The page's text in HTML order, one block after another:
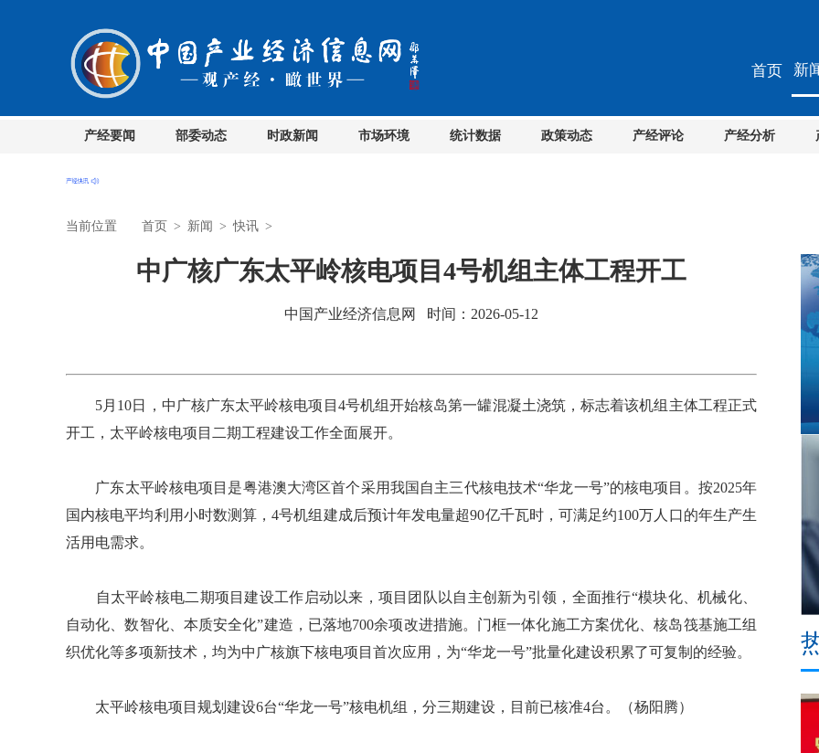
首页 新
产经要闻 部委动态 时政新闻 市场环境 统计数据 政策动态 产经评论 产经分析
当前位置 首页 > 新闻 > 快讯 >
中广核广东太平岭核电项目4号机组主体工程开工
中国产业经济信息网 时间：2026-05-12
5月10日，中广核广东太平岭核电项目4号机组开始核岛第一罐混凝土浇筑，标志着该机组主体工程正式
开工，太平岭核电项目二期工程建设工作全面展开。
广东太平岭核电项目是粤港澳大湾区首个采用我国自主三代核电技术“华龙一号”的核电项目。按2025年
国内核电平均利用小时数测算，4号机组建成后预计年发电量超90亿千瓦时，可满足约100万人口的年生产生
活用电需求。
自太平岭核电二期项目建设工作启动以来，项目团队以自主创新为引领，全面推行“模块化、机械化、
自动化、数智化、本质安全化”建造，已落地700余项改进措施。门框一体化施工方案优化、核岛筏基施工组
织优化等多项新技术，均为中广核旗下核电项目首次应用，为“华龙一号”批量化建设积累了可复制的经验。
太平岭核电项目规划建设6台“华龙一号”核电机组，分三期建设，目前已核准4台。（杨阳腾）